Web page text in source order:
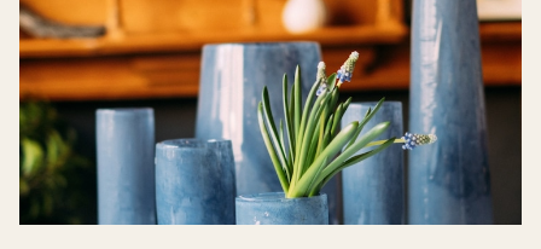
３RD CERAMICS
iittala
CARRON
tronco
カードホルダー
ラグ
その他インテリア
DUTCH DELUXES
OFFICINA NATURALIS
Uyuni Lighting